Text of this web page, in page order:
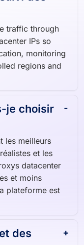
traffic through
IPs so
monitoring
regions and
je choisir
meilleurs
et les
datacenter
et moins
plateforme est
des